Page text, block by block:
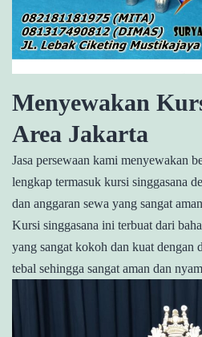
Menyewakan
Area Jakarta
Jasa persewaan kami menyewakan
lengkap termasuk kursi singgasana
dan anggaran sewa yang sangat
Kursi singgasana ini terbuat dari
yang sangat kokoh dan kuat dengan
tebal sehingga sangat aman dan